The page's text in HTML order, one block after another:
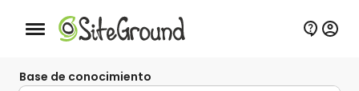
Botón de navegación móvil
Base de conocimiento